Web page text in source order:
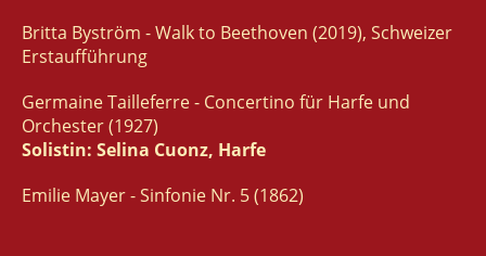
Britta Byström - Walk to Beethoven (2019), Schweizer
Erstaufführung
Germaine Tailleferre - Concertino für Harfe und
Orchester (1927)
Solistin: Selina Cuonz, Harfe
Emilie Mayer - Sinfonie Nr. 5 (1862)